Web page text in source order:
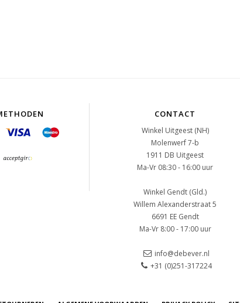
CONTACT
Winkel Uitgeest (NH)
Molenwerf 7-b
1911 DB Uitgeest
Ma-Vr 08:30 - 16:00 uur
Winkel Gendt (Gld.)
Willem Alexanderstraat 5
6691 EE Gendt
Ma-Vr 8:00 - 17:00 uur
info@debever.nl
+31 (0)251-317224